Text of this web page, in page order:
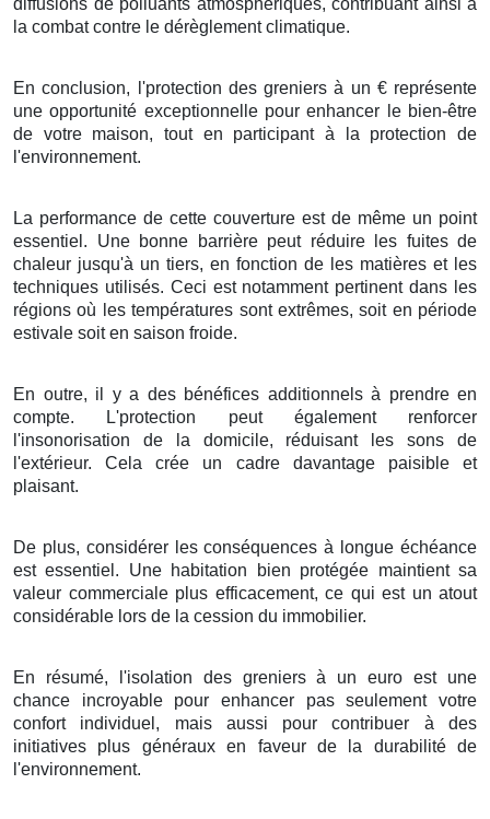
la combatcontre le dérèglement climatique.
En conclusion, l'protection des greniers à un €représente
uneopportunité exceptionnellepourenhancer le bien-être
de votre maison, tout en participantà la protection de
l'environnement.
La performance de cette couverture est de même un point
essentiel . Une bonne barrièrepeut réduireles fuitesde
chaleur jusqu'à un tiers, en fonction de les matières et les
techniques utilisés. Ceci est notamment pertinentdans les
régions où lestempératures sont extrêmes, soit en période
estivale soit en saison froide.
En outre, il y a des bénéfices additionnelsà prendre en
compte. L'protection peut également
renforcer
l'insonorisation de la domicile, réduisantlessons
de
l'extérieur. Celacrée un cadre davantage paisibleet
plaisant.
De plus, considérerlesconséquences à
longue échéance
estessentiel . Une habitation bien protégée maintientsa
valeur commercialeplus efficacement, ce qui est un atout
considérable lors de la cession du immobilier.
En résumé, l'isolation des greniersà un euro est une
chance
incroyablepourenhancer pas seulementvotre
confort
individuel , mais aussi pourcontribuer à des
initiatives plus générauxen faveur de la durabilité
de
l'environnement.